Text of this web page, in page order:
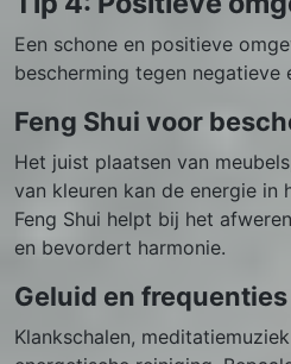
Een schone en positieve
bescherming tegen negatieve
Feng Shui voor
Het juist plaatsen van
van kleuren kan de energie in
Feng Shui helpt bij het
en bevordert harmonie.
Geluid en frequenties
Klankschalen,